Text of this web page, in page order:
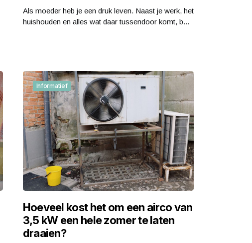
Als moeder heb je een druk leven. Naast je werk, het
huishouden en alles wat daar tussendoor komt, b...
Informatief
Hoeveel kost het om een airco van
3,5 kW een hele zomer te laten
draaien?